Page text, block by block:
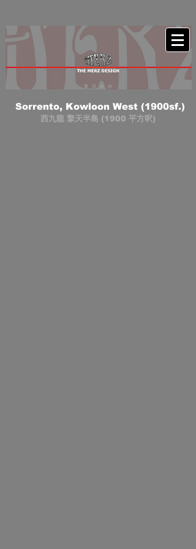
Sorrento, Kowloon West (1900sf.)
西九龍 擎天半島 (1900 平方呎)